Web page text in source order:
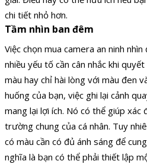
chi tiết nhỏ hơn.
Tầm nhìn ban đêm
Việc chọn mua camera an ninh
nhiều yếu tố cần cân nhắc khi
màu hay chỉ hài lòng với màu đen
huống của bạn, việc ghi lại cảnh
mang lại lợi ích. Nó có thể giúp xác
trường chung của cá nhân. Tuy
có màu cần có đủ ánh sáng để
nghĩa là bạn có thể phải thiết lập